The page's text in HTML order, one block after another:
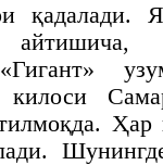
қадалади.
Ҳар